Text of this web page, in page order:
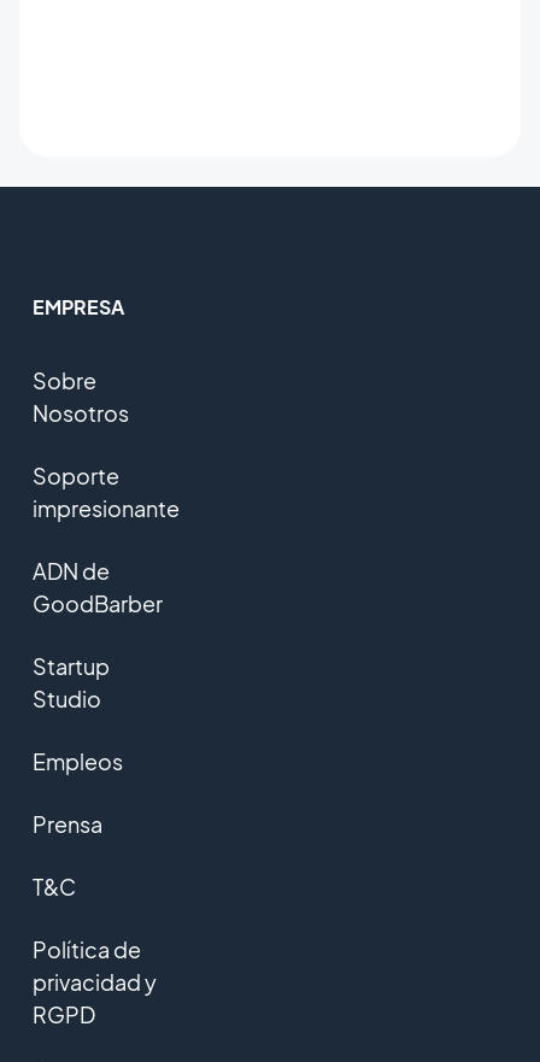
EMPRESA
Sobre
Nosotros
Soporte
impresionante
ADN de
GoodBarber
Startup
Studio
Empleos
Prensa
T&C
Política de
privacidad y
RGPD